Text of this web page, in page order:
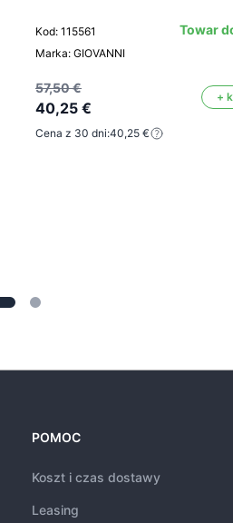
Kod: 115561
Marka: GIOVANNI
Towar
57,50 €
40,25 €
+
Cena z 30 dni:40,25 €
POMOC
Koszt i czas dostawy
Leasing